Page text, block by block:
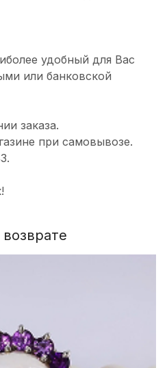
удобный для Вас
или банковской
заказа.
при самовывозе.